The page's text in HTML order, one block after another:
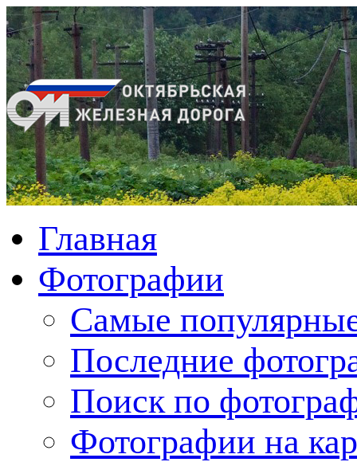
Главная
Фотографии
Cамые
Последние
Поиск по
Фотографии на